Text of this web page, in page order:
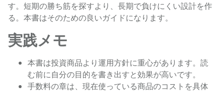
す。短期の勝ち筋を探すより、長期で負けにくい設計を作
る。本書はそのための良いガイドになります。
実践メモ
本書は投資商品より運用方針に重心があります。読
む前に自分の目的を書き出すと効果が高いです。
手数料の章は、現在使っている商品のコストを具体